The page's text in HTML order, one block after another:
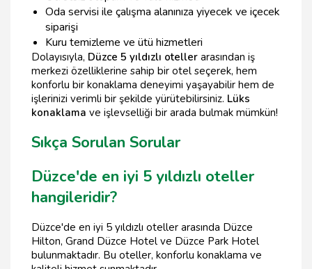
Oda servisi ile çalışma alanınıza yiyecek ve içecek
siparişi
Kuru temizleme ve ütü hizmetleri
Dolayısıyla, Düzce 5 yıldızlı oteller arasından iş
merkezi özelliklerine sahip bir otel seçerek, hem
konforlu bir konaklama deneyimi yaşayabilir hem de
işlerinizi verimli bir şekilde yürütebilirsiniz. Lüks
konaklama ve işlevselliği bir arada bulmak mümkün!
Sıkça Sorulan Sorular
Düzce'de en iyi 5 yıldızlı oteller
hangileridir?
Düzce'de en iyi 5 yıldızlı oteller arasında Düzce
Hilton, Grand Düzce Hotel ve Düzce Park Hotel
bulunmaktadır. Bu oteller, konforlu konaklama ve